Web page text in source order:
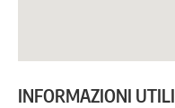
INFORMAZIONI UTILI